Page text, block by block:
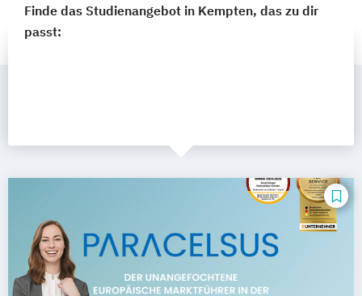
Finde das Studienangebot in Kempten, das zu dir
passt: